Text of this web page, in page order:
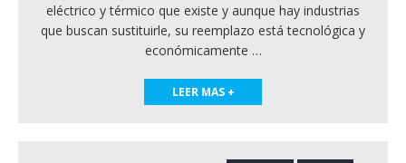
eléctrico y térmico que existe y aunque hay industrias
que buscan sustituirle, su reemplazo está tecnológica y
económicamente …
LEER MAS +